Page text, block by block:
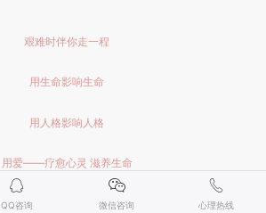
艰难时伴你走一程
用生命影响生命
用人格影响人格
用爱——疗愈心灵 滋养生命
QQ咨询 微信咨询 心理热线